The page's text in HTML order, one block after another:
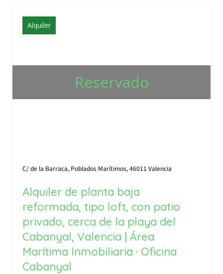
Alquiler
Reservado
C/ de la Barraca, Poblados Marítimos, 46011 Valencia
Alquiler de planta baja
reformada, tipo loft, con patio
privado, cerca de la playa del
Cabanyal, Valencia | Área
Marítima Inmobiliaria · Oficina
Cabanyal